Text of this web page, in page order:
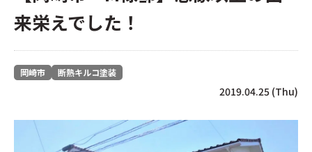
来栄えでした！
岡崎市 断熱キルコ塗装
2019.04.25 (Thu)